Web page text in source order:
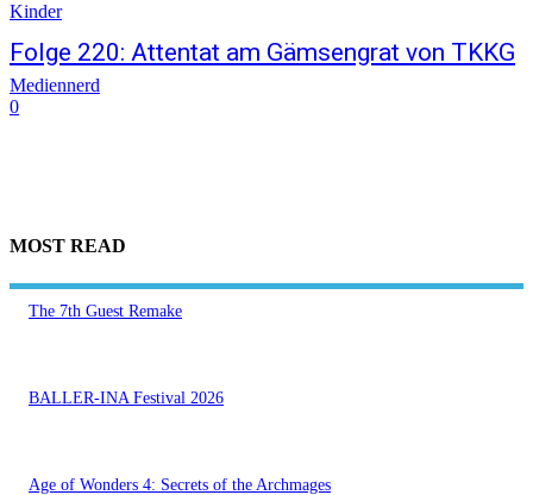
Kinder
Folge 220: Attentat am Gämsengrat von TKKG
Mediennerd
0
MOST READ
The 7th Guest Remake
BALLER-INA Festival 2026
Age of Wonders 4: Secrets of the Archmages